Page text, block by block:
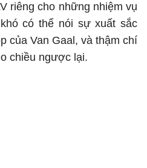
riêng cho những nhiệm vụ
có thể nói sự xuất sắc
của Van Gaal, và thậm chí
chiều ngược lại.